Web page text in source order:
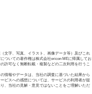
文字、写真、イラスト、画像データ等）及びこれ
ついての著作権は株式会社oricon MEに帰属してお
許可なく無断転載・複製などの二次利用を行うこ
情報やデータは、当社の調査に基づいた結果から
ビスへの感想については、サービスの利用者が提
、当社の見解・意見ではないことをご理解いただ